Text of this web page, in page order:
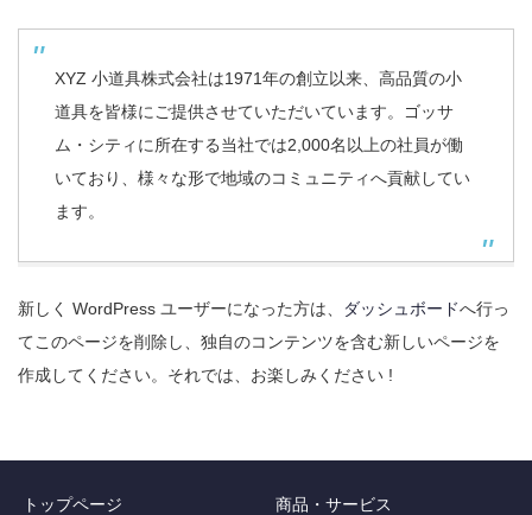
XYZ 小道具株式会社は1971年の創立以来、高品質の小
道具を皆様にご提供させていただいています。ゴッサ
ム・シティに所在する当社では2,000名以上の社員が働
いており、様々な形で地域のコミュニティへ貢献してい
ます。
新しく WordPress ユーザーになった方は、 ダッシュボードへ行っ
てこのページを削除し、独自のコンテンツを含む新しいページを
作成してください。それでは、お楽しみください !
トップページ 商品・サービス